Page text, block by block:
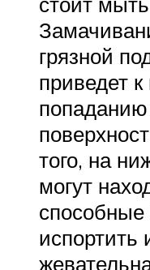
грязной
приведет
попаданию
того, на
могут
способные
испортить